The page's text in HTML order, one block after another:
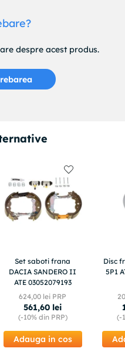
despre acest produs.
Set saboti frana
DACIA SANDERO II
ATE 03052079193
624,00 lei PRP
561,60 lei
(-10%din PRP)
Adauga in cos
Disc
5P1
(-